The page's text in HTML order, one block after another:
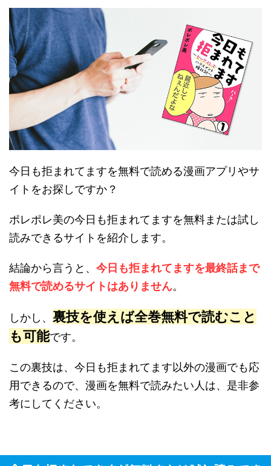
今日も拒まれてますを無料で読める漫画アプリやサ
イトをお探しですか？
ポレポレ美の今日も拒まれてますを無料または試し
読みできるサイトを紹介します。
結論から言うと、 今日も拒まれてますを最終話まで
無料で読めるサイトはありません。
しかし、 裏技を使えば全巻無料で読むこと
も可能です。
この裏技は、今日も拒まれてます以外の漫画でも応
用できるので、漫画を無料で読みたい人は、是非参
考にしてください。